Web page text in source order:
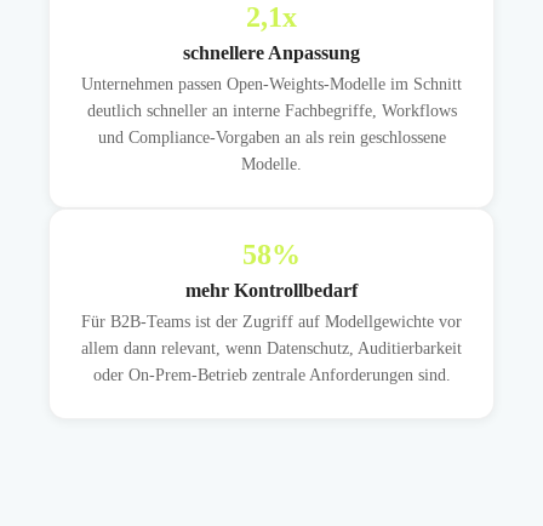
2,1x
schnellere Anpassung
Unternehmen passen Open-Weights-Modelle im Schnitt
deutlich schneller an interne Fachbegriffe, Workflows
und Compliance-Vorgaben an als rein geschlossene
Modelle.
58%
mehr Kontrollbedarf
Für B2B-Teams ist der Zugriff auf Modellgewichte vor
allem dann relevant, wenn Datenschutz, Auditierbarkeit
oder On-Prem-Betrieb zentrale Anforderungen sind.